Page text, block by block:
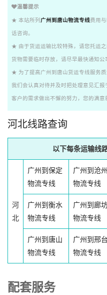
温馨提示
★ 本站所列 广州到唐山物流专线费用
话咨询。
★ 由于货运运输比较特殊，请您托运
货物需要临时存放，请尽早最快通知公
★ 为了提高广州到唐山货运专线服务
我们会认真对待并及时把处理意见汇
客户的需求做出不懈的努力，您的满意
河北线路查询
以下每条运输线
河
北
广州到保定
物流专线
广州到沧州
物流专线
广州到衡水
物流专线
广州到廊
物流专线
广州到唐山
物流专线
广州到邢台
物流专线
配套服务